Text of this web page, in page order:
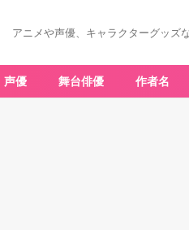
アニメや声優、キャラクターグッズ
声優 舞台俳優 作者名